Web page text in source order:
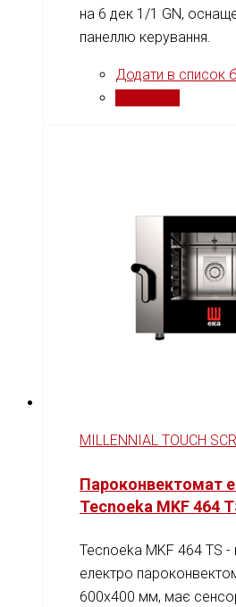
на 6 дек 1/1 GN,
панеллю керування.
Додати в список
MILLENNIAL TOUCH
Пароконвектомат
Tecnoeka MKF 464
Tecnoeka MKF 464 TS -
електро
600х400 мм, має